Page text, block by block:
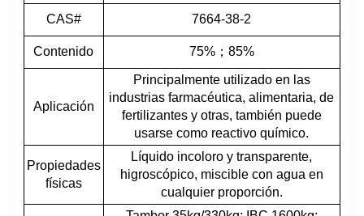
CAS# 7664-38-2
Contenido 75%；85%
Aplicación
Principalmente utilizado en las
industrias farmacéutica, alimentaria, de
fertilizantes y otras, también puede
usarse como reactivo químico.
Propiedades
físicas
Líquido incoloro y transparente,
higroscópico, miscible con agua en
cualquier proporción.